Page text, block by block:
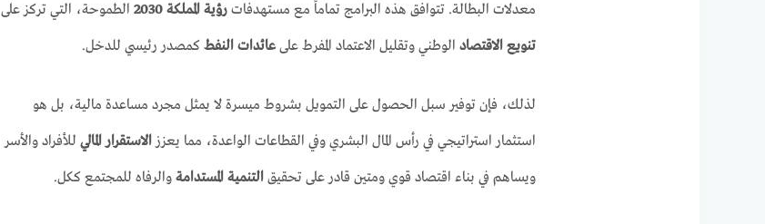
معدلات البطالة. تتوافق هذه البرامج تماماً مع مستهدفات رؤية المملكة 2030
الطموحة، التي تركز على
تنويع الاقتصاد الوطني وتقليل الاعتماد المفرط علىعائدات النفط كمصدر رئيسي للدخل.
لذلك، فإن توفير سبل الحصول على التمويل بشروط ميسرة لا يمثل مجرد مساعدة مالية، بل هو
استثمار استراتيجي في رأس المال البشري وفي القطاعات الواعدة، مما يعززالاستقرار المالي للأفراد والأسر
ويساهم في بناء اقتصاد قوي ومتين قادر على تحقيق التنمية المستدامة والرفاه للمجتمع ككل.